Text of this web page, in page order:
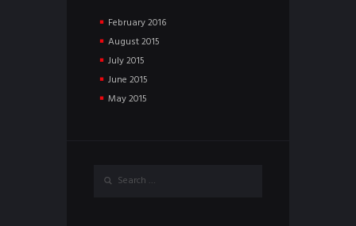
February2016
August2015
July2015
June 2015
May2015